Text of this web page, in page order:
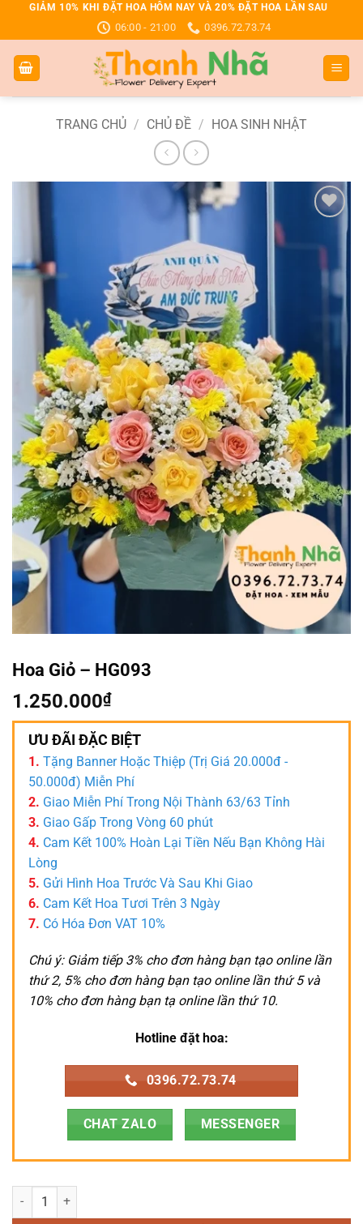
dung
GIẢM 10% KHI ĐẶT HOA HÔM NAY VÀ 20% ĐẶT HOA LẦN SAU
06:00 - 21:00 0396.72.73.74
TRANG CHỦ / CHỦ ĐỀ / HOA SINH NHẬT
wishlist
Hoa Giỏ – HG093
1.250.000₫
ƯU ĐÃI ĐẶC BIỆT
1. Tặng Banner Hoặc Thiệp (Trị Giá 20.000đ -
50.000đ) Miễn Phí
2. Giao Miễn Phí Trong Nội Thành 63/63 Tỉnh
3. Giao Gấp Trong Vòng 60 phút
4. Cam Kết 100% Hoàn Lại Tiền Nếu Bạn Không Hài
Lòng
5. Gửi Hình Hoa Trước Và Sau Khi Giao
6. Cam Kết Hoa Tươi Trên 3 Ngày
7. Có Hóa Đơn VAT 10%
Chú ý: Giảm tiếp 3% cho đơn hàng bạn tạo online lần
thứ 2, 5% cho đơn hàng bạn tạo online lần thứ 5 và
10% cho đơn hàng bạn tạ online lần thứ 10.
Hotline đặt hoa:
0396.72.73.74
CHAT ZALO MESSENGER
Hoa Giỏ - HG093 số lượng